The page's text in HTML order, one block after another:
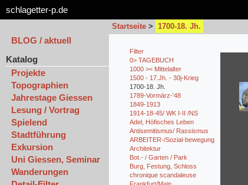
schlagetter-p.de
Startseite > 1700-18. Jh.
BLOG / aktuell
Katalog
Projekte
Topographien
Jahrestage Giessen
Lesung / Vortrag
Spielend
Stadtführung
Exkursion
Uni Giessen, Seminar
Wanderungen
Filter
0> TAGEBUCH
1000 >< Mittelalter
1500 - 17.Jh. - 30j-Krieg
1700-18. Jh.
1789-Vormärz-'48
1849-1913
1914-18-45/ WK I-II /NS
Adel, Höfisches Leben
Antisemitismus/ Rassismus
ARBEITER-/Sozial-bewegung
Architektur
Bot.- / Garten / Park
Burg, Festung, Schloss
chronique scandaleuse